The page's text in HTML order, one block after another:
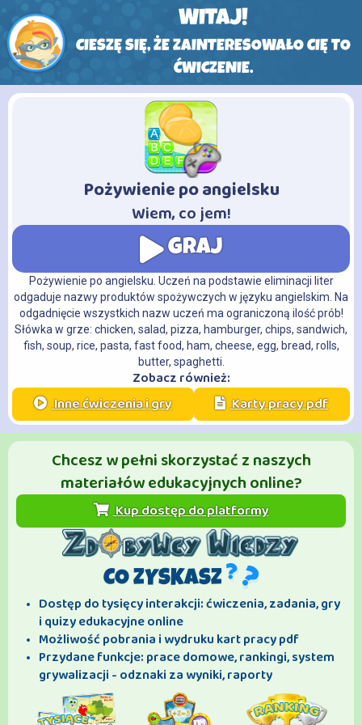
WITAJ!
CIESZĘ SIĘ, ŻE ZAINTERESOWAŁO CIĘ TO
ĆWICZENIE.
Pożywienie po angielsku
- Wiem, co jem!
GRAJ
Pożywienie po angielsku. Uczeń na podstawie eliminacji liter
odgaduje nazwy produktów spożywczych w języku angielskim. Na
odgadnięcie wszystkich nazw uczeń ma ograniczoną ilość prób!
Słówka w grze: chicken, salad, pizza, hamburger, chips, sandwich,
fish, soup, rice, pasta, fast food, ham, cheese, egg, bread, rolls,
butter, spaghetti.
Zobacz również:
Inne ćwiczenia i gry Karty pracy pdf
Chcesz w pełni skorzystać z naszych
materiałów edukacyjnych online?
Kup dostęp do platformy
CO ZYSKASZ
Dostęp do tysięcy interakcji: ćwiczenia, zadania, gry
i quizy edukacyjne online
Możliwość pobrania i wydruku kart pracy pdf
Przydane funkcje: prace domowe, rankingi, system
grywalizacji - odznaki za wyniki, raporty